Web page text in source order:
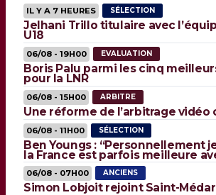
IL Y A 7 HEURES SÉLECTION
Jelhani Trillo titulaire avec
U18
06/08 - 19H00 EVALUATION
Boris Palu parmi les cinq
pour la LNR
06/08 - 15H00 ARBITRE
Une réforme de l’arbitrage vidéo
06/08 - 11H00 SÉLECTION
Ben Youngs : “Personnellement
la France est parfois meilleure
06/08 - 07H00 ANCIENS
Simon Lobjoit rejoint Saint-